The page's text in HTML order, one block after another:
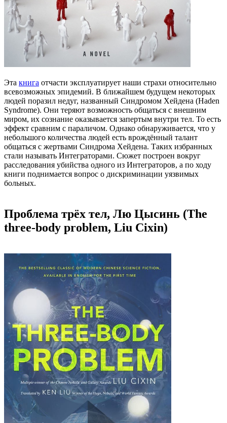
Эта книга отчасти эксплуатирует наши страхи относительно
всевозможных эпидемий. В ближайшем будущем некоторых
людей поразил недуг, названный Синдромом Хейдена (Haden
Syndrome). Они теряют возможность общаться с внешним
миром, их сознание оказывается запертым внутри тел. То есть
эффект сравним с параличом. Однако обнаруживается, что у
небольшого количества людей есть врождённый талант
общаться с жертвами Синдрома Хейдена. Таких избранных
стали называть Интеграторами. Сюжет построен вокруг
расследования убийства одного из Интеграторов, а по ходу
книги поднимается вопрос о дискриминации уязвимых
больных.
Проблема трёх тел, Лю Цысинь (The
three-body problem, Liu Cixin)